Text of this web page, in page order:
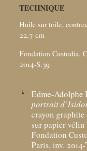
TECHNIQUE
Huile sur toile,
22,7 cm
Fondation Custodia,
2014-S.39
1 Edme-Adolphe
portrait
crayon graphite
sur papier vélin
Fondation
Paris, inv. 2014-